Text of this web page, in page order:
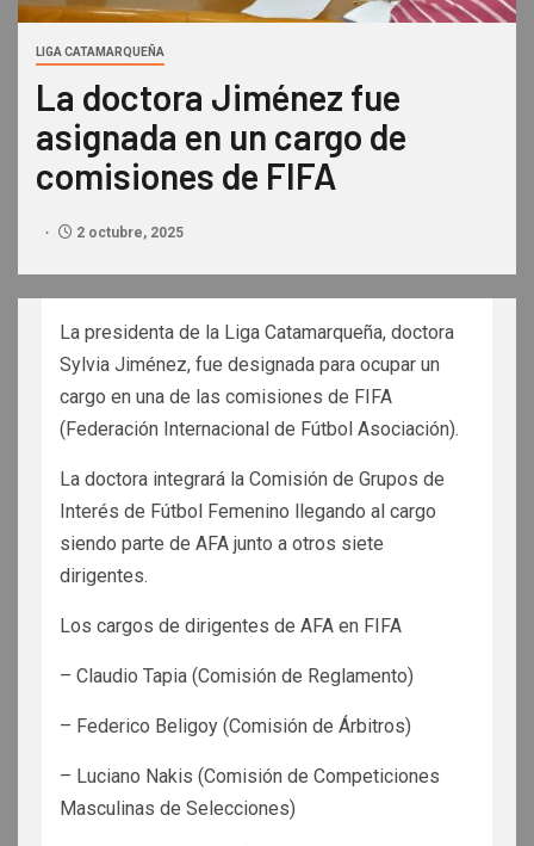
LIGA CATAMARQUEÑA
La doctora Jiménez fue
asignada en un cargo de
comisiones de FIFA
2 octubre, 2025
La presidenta de la Liga Catamarqueña, doctora
Sylvia Jiménez, fue designada para ocupar un
cargo en una de las comisiones de FIFA
(Federación Internacional de Fútbol Asociación).
La doctora integrará la Comisión de Grupos de
Interés de Fútbol Femenino llegando al cargo
siendo parte de AFA junto a otros siete
dirigentes.
Los cargos de dirigentes de AFA en FIFA
– Claudio Tapia (Comisión de Reglamento)
– Federico Beligoy (Comisión de Árbitros)
– Luciano Nakis (Comisión de Competiciones
Masculinas de Selecciones)